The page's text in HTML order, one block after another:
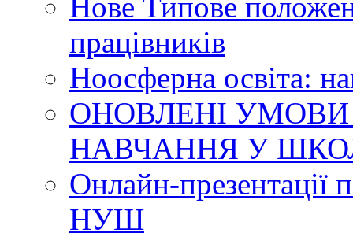
працівників
Ноосферна освіта:
ОНОВЛЕНІ
НАВЧАННЯ У
Онлайн-презентації
НУШ